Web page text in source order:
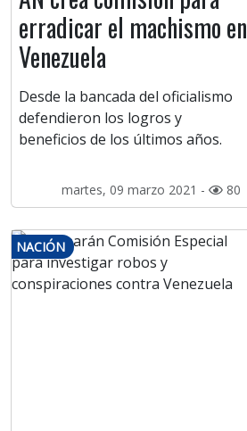
erradicar el machismo en
Venezuela
Desde la bancada del oficialismo
defendieron los logros y
beneficios de los últimos años.
martes, 09 marzo 2021 - 80
NACIÓN